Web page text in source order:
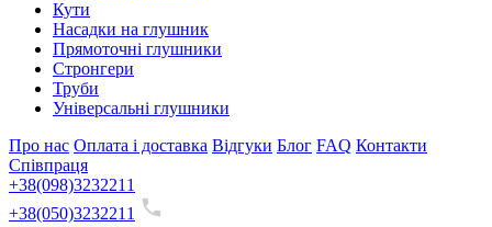
Кути
Насадки на глушник
Прямоточні глушники
Стронгери
Труби
Універсальні глушники
Про нас Оплата і доставка Відгуки Блог FAQ Контакти
Співпраця
+38(098)3232211
+38(050)3232211